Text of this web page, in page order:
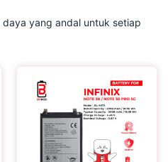
yang andal untuk setiap